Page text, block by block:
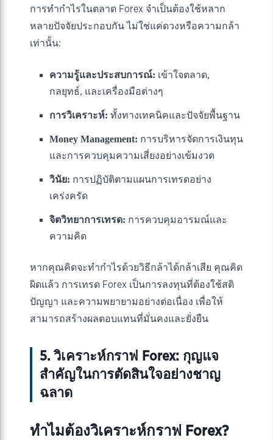
การทำกำไรในตลาด Forex จำเป็นต้องใช้หลาก
หลายปัจจัยประกอบกัน ไม่ใช่แค่ดวงหรือความกล้า
เท่านั้น:
ความรู้และประสบการณ์: เข้าใจตลาด,
กลยุทธ์, และเครื่องมือต่างๆ
การวิเคราะห์: ทั้งทางเทคนิคและปัจจัยพื้นฐาน
Money Management: การบริหารจัดการเงินทุน
และการควบคุมความเสี่ยงอย่างเข้มงวด
วินัย: การปฏิบัติตามแผนการเทรดอย่าง
เคร่งครัด
จิตวิทยาการเทรด: การควบคุมอารมณ์และ
ความคิด
หากคุณคิดจะทำกำไรด้วยวิธีกล้าได้กล้าเสีย คุณคิด
ผิดแล้ว การเทรด Forex เป็นการลงทุนที่ต้องใช้สติ
ปัญญา และความพยายามอย่างต่อเนื่อง เพื่อให้
สามารถสร้างผลตอบแทนที่มั่นคงและยั่งยืน
5. วิเคราะห์กราฟ Forex: กุญแจ
สำคัญในการตัดสินใจอย่างชาญ
ฉลาด
ทำไมต้องวิเคราะห์กราฟ Forex?